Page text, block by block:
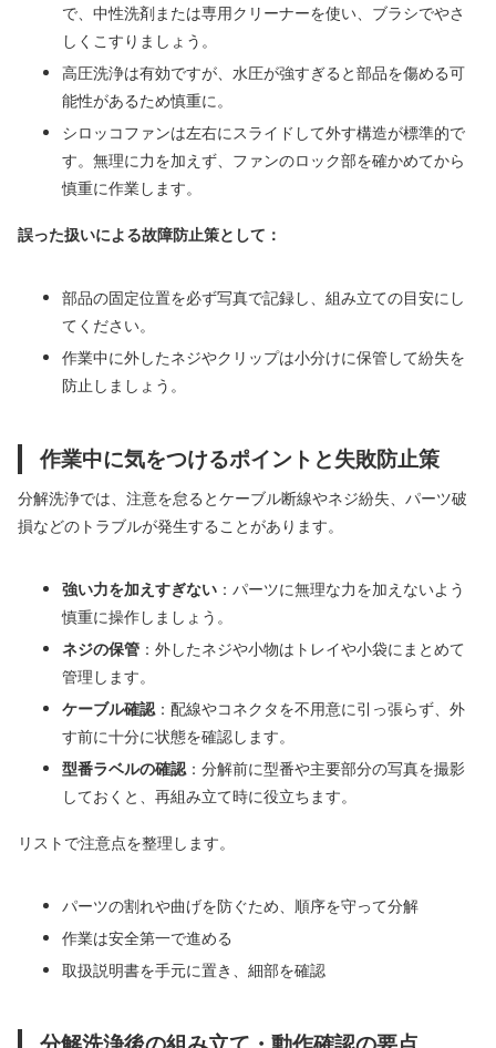
で、中性洗剤または専用クリーナーを使い、ブラシでやさ
しくこすりましょう。
高圧洗浄は有効ですが、水圧が強すぎると部品を傷める可
能性があるため慎重に。
シロッコファンは左右にスライドして外す構造が標準的で
す。無理に力を加えず、ファンのロック部を確かめてから
慎重に作業します。
誤った扱いによる故障防止策として：
部品の固定位置を必ず写真で記録し、組み立ての目安にし
てください。
作業中に外したネジやクリップは小分けに保管して紛失を
防止しましょう。
作業中に気をつけるポイントと失敗防止策
分解洗浄では、注意を怠るとケーブル断線やネジ紛失、パーツ破
損などのトラブルが発生することがあります。
強い力を加えすぎない ：パーツに無理な力を加えないよう
慎重に操作しましょう。
ネジの保管 ：外したネジや小物はトレイや小袋にまとめて
管理します。
ケーブル確認 ：配線やコネクタを不用意に引っ張らず、外
す前に十分に状態を確認します。
型番ラベルの確認 ：分解前に型番や主要部分の写真を撮影
しておくと、再組み立て時に役立ちます。
リストで注意点を整理します。
パーツの割れや曲げを防ぐため、順序を守って分解
作業は安全第一で進める
取扱説明書を手元に置き、細部を確認